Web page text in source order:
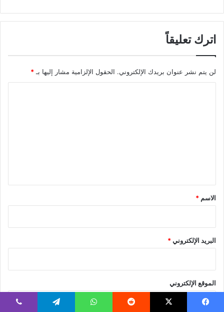
اترك تعليقاً
لن يتم نشر عنوان بريدك الإلكتروني. الحقول الإلزامية مشار إليها بـ *
*
الاسم *
البريد الإلكتروني*
الموقع الإلكتروني